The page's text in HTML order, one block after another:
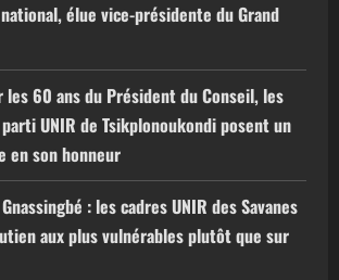
élue vice-présidente du Grand
60 ans du Président du Conseil, les
UNIR de Tsikplonoukondi posent un
en son honneur
: les cadres UNIR des Savanes
aux plus vulnérables plutôt que sur